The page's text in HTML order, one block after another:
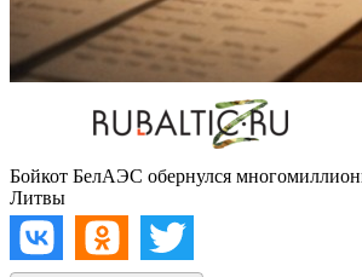
Бойкот БелАЭС обернулся
Литвы